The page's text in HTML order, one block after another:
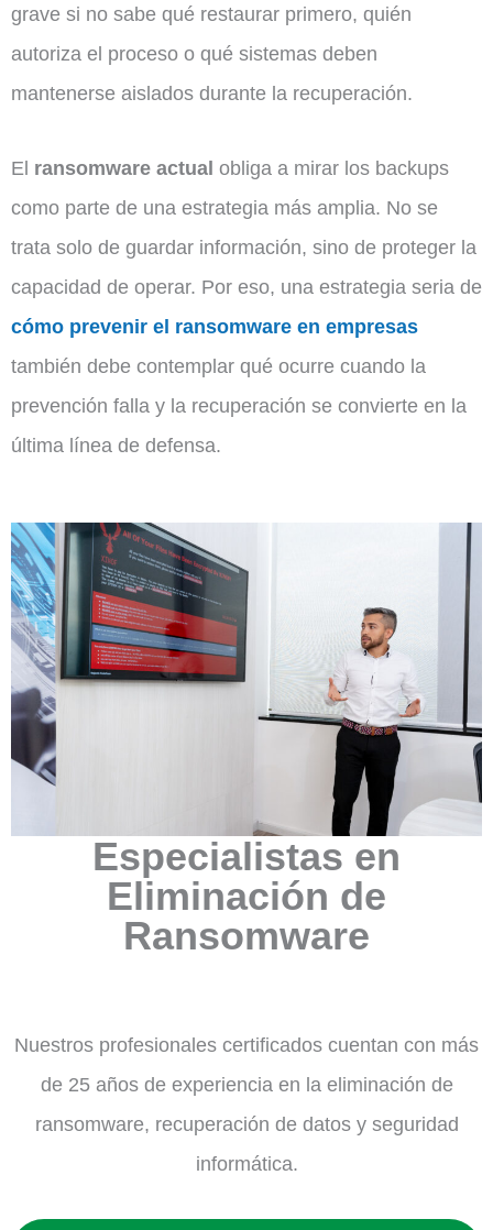
grave si no sabe qué restaurar primero, quién
autoriza el proceso o qué sistemas deben
mantenerse aislados durante la recuperación.
El ransomware actual obliga a mirar los backups
como parte de una estrategia más amplia. No se
trata solo de guardar información, sino de proteger la
capacidad de operar. Por eso, una estrategia seria de
cómo prevenir el ransomware en empresas
también debe contemplar qué ocurre cuando la
prevención falla y la recuperación se convierte en la
última línea de defensa.
Especialistas en
Eliminación de
Ransomware
Nuestros profesionales certificados cuentan con más
de 25 años de experiencia en la eliminación de
ransomware, recuperación de datos y seguridad
informática.